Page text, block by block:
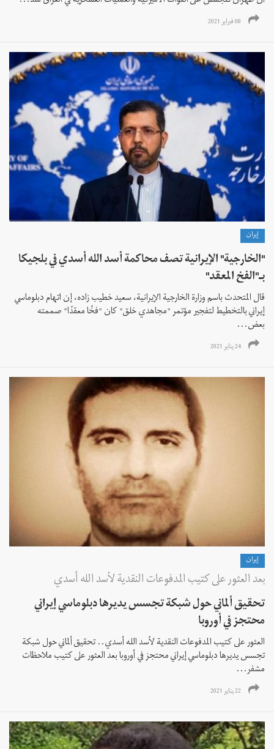
08 فبراير 2021
إيران
"الخارجية" الإيرانية تصف محاكمة أسد الله أسدي في بلجيكا
بـ"الفخ المعقد"
قال المتحدث باسم وزارة الخارجية الإيرانية، سعيد خطيب زاده، إن اتهام دبلوماسي
إيراني بالتخطيط لتفجير مؤتمر "مجاهدي خلق" كان "فخًا معقدًا" صممته
بعض...
24 يناير 2021
إيران
بعد العثور على كتيب المدفوعات النقدية لأسد الله أسدي
تحقيق ألماني حول شبكة تجسس يديرها دبلوماسي إيراني
محتجز في أوروبا
العثور على كتيب المدفوعات النقدية لأسد الله أسدي.. تحقيق ألماني حول شبكة
تجسس يديرها دبلوماسي إيراني محتجز في أوروبا بعد العثور على كتيب ملاحظات
مشفر...
22 يناير 2021